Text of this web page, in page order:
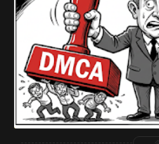
شاهد الموضوع